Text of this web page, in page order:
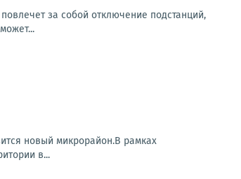
за собой отключение подстанций,
новый микрорайон.В рамках
в...